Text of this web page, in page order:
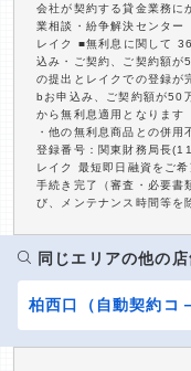
会社が契約する貸金業務
業相談・紛争解決センター
レイク ■無利息に関して
込み・ご契約、ご契約額
の提出とレイクでの登録
bお申込み、ご契約額が50
から無利息適用となります
・他の無利息商品との併
登録番号：関東財務局長
レイク 最短即日融資をご
手続き完了（審査・必要書
び、メンテナンス時間等を
同じエリアの他の
柏西口（自動契約コ